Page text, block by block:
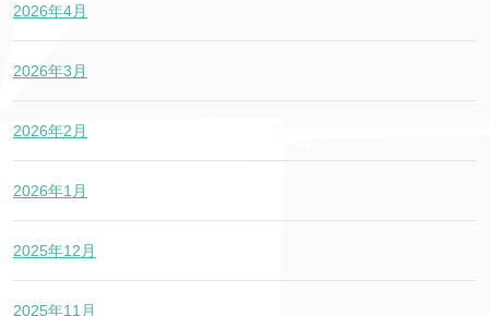
2026年4月
2026年3月
2026年2月
2026年1月
2025年12月
2025年11月